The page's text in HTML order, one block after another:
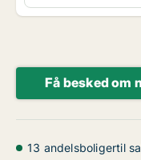
Få besked om
13 andelsboligertil